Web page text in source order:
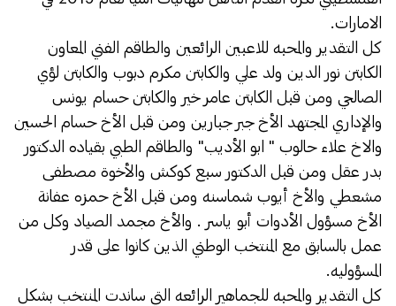
الامارات.
كل التقدير والمحبه للاعبين الرائعين والطاقم الفني المعاون
الكابتن نور الدين ولد علي والكابتن مكرم دبوب والكابتن لؤي
الصالحي ومن قبل الكابتن عامر خير والكابتن حسام يونس
والإداري المجتهد الأخ جبر جبارين ومن قبل الأخ حسام الحسين
والاخ علاء حالوب " ابو الأديب" والطاقم الطبي بقياده الدكتور
بدر عقل ومن قبل الدكتور سبع كوكش والأخوة مصطفى
مشعطي والأخ أيوب شماسنه ومن قبل الأخ حمزه عفانة
الأخ مسؤول الأدوات أبو ياسر . والأخ مجمد الصياد وكل من
عمل بالسابق مع المنتخب الوطني الذين كانوا على قدر
المسؤوليه.
كل التقدير والمحبه للجماهير الرائعه التي ساندت المنتخب بشكل